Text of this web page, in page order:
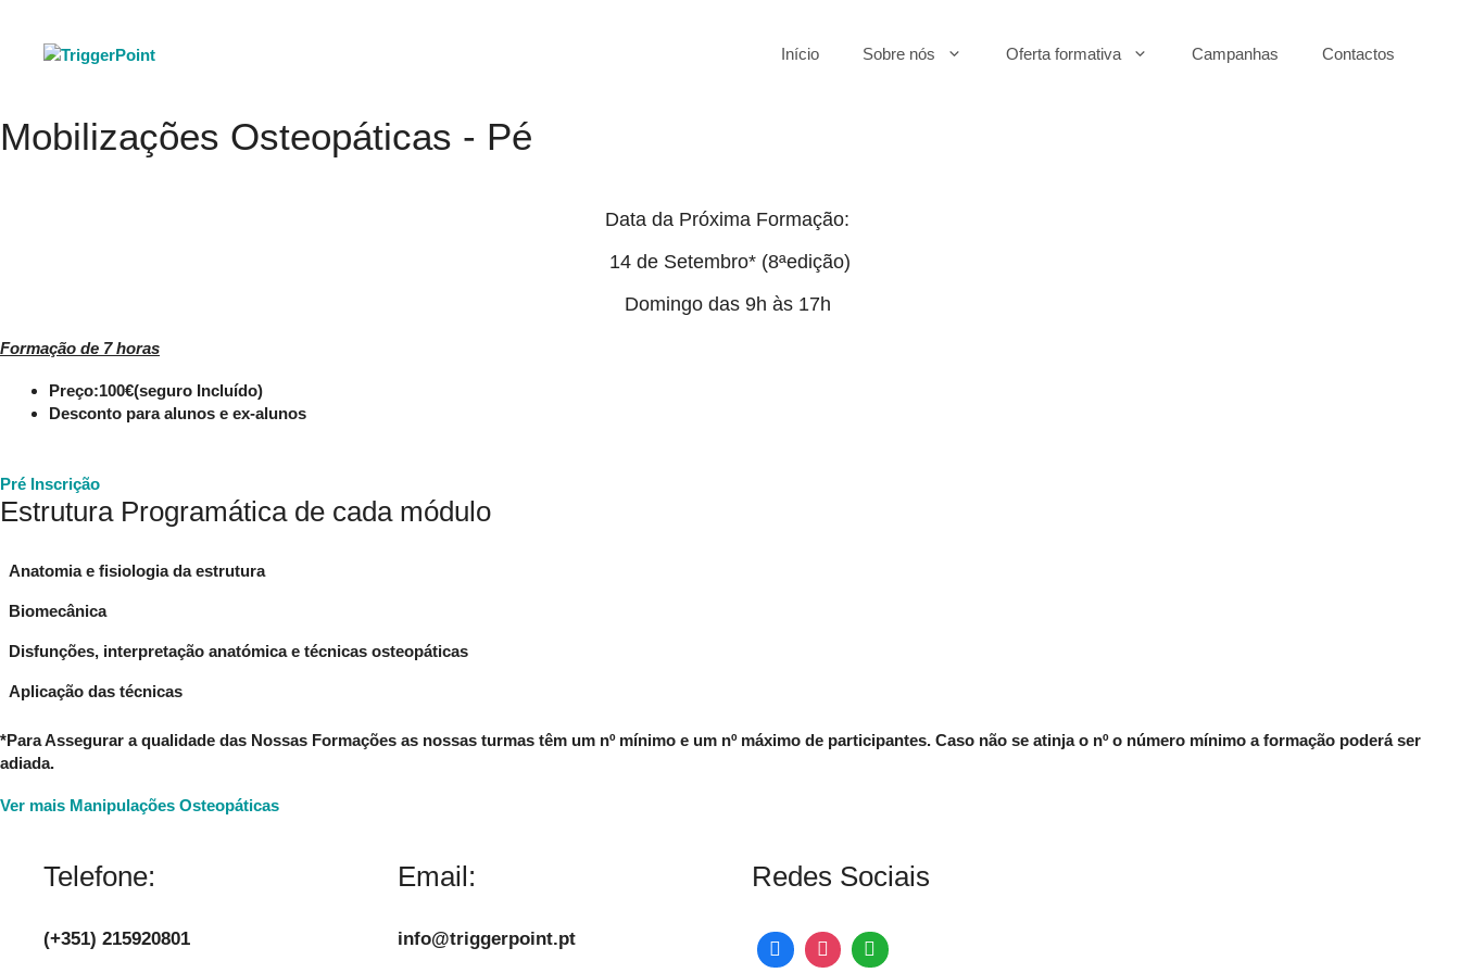
Início Sobre nós Oferta formativa Campanhas Contactos
Mobilizações Osteopáticas - Pé
Data da Próxima Formação:
14 de Setembro* (8ªedição)
Domingo das 9h às 17h
Formação de 7 horas
Preço:100€(seguro Incluído)
Desconto para alunos e ex-alunos
Pré Inscrição
Estrutura Programática de cada módulo
Anatomia e fisiologia da estrutura
Biomecânica
Disfunções, interpretação anatómica e técnicas osteopáticas
Aplicação das técnicas
*Para Assegurar a qualidade das Nossas Formações as nossas turmas têm um nº mínimo e um nº máximo de participantes. Caso não se atinja o nº o número mínimo a formação poderá ser
adiada.
Ver mais Manipulações Osteopáticas
Telefone:
(+351) 215920801
Email:
info@triggerpoint.pt
Redes Sociais